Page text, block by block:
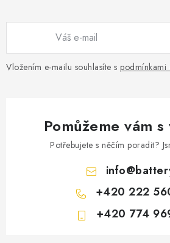
Vložením e-mailu souhlasíte s podmínkami
Pomůžeme vám
Potřebujete s něčím poradit?
info@
+420 222
+420 774